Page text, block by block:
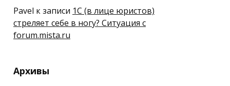
Pavel к записи 1С (в лице юристов)
стреляет себе в ногу? Ситуация с
forum.mista.ru
Архивы